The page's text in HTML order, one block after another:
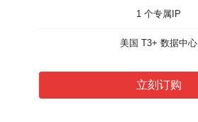
1 个专属IP
美国 T3+ 数据中心
立刻订购